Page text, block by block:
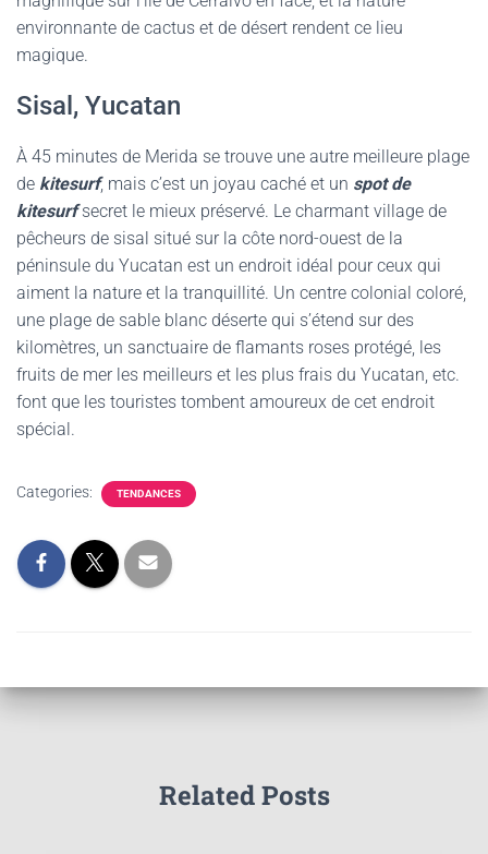
environnante de cactus et de désert rendent ce lieu
magique.
Sisal, Yucatan
À 45 minutes de Merida se trouve une autre meilleure plage
de kitesurf, mais c’est un joyau caché et un spot de
kitesurfsecret le mieux préservé. Le charmant village de
pêcheurs de sisal situé sur la côte nord-ouest de la
péninsule du Yucatan est un endroit idéal pour ceux qui
aiment la nature et la tranquillité. Un centre colonial coloré,
une plage de sable blanc déserte qui s’étend sur des
kilomètres, un sanctuaire de flamants roses protégé, les
fruits de mer les meilleurs et les plus frais du Yucatan, etc.
font que les touristes tombent amoureux de cet endroit
spécial.
Categories: TENDANCES
Related Posts